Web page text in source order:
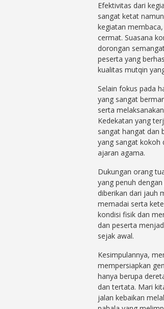
Efektivitas dari
sangat ketat
kegiatan
cermat. Suasana
dorongan
peserta yang
kualitas mutqin
Selain fokus pada
yang sangat
serta
Kedekatan yang
sangat hangat dan
yang sangat kokoh
ajaran agama.
Dukungan orang
yang penuh
diberikan dari jauh
memadai serta
kondisi fisik dan
dan peserta
sejak awal.
Kesimpulannya,
mempersiapkan
hanya berupa
dan tertata. Mari
jalan kebaikan